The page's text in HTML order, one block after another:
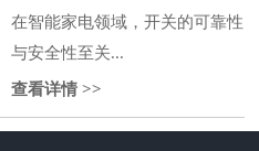
在智能家电领域，开关的可靠性
与安全性至关...
查看详情 >>